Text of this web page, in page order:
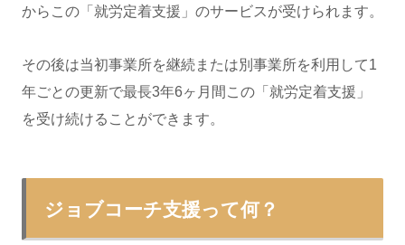
からこの「就労定着支援」のサービスが受けられます。
その後は当初事業所を継続または別事業所を利用して1
年ごとの更新で最長3年6ヶ月間この「就労定着支援」
を受け続けることができます。
ジョブコーチ支援って何？